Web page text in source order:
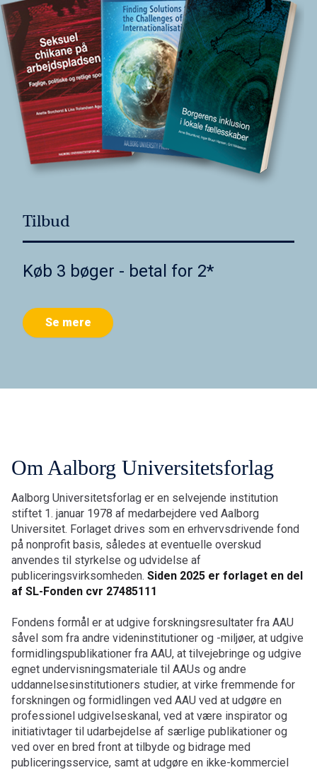
Tilbud
Køb 3 bøger - betal for 2*
Se mere
Om Aalborg Universitetsforlag
Aalborg Universitetsforlag er en selvejende institution
stiftet 1. januar 1978 af medarbejdere ved Aalborg
Universitet. Forlaget drives som en erhvervsdrivende fond
på nonprofit basis, således at eventuelle overskud
anvendes til styrkelse og udvidelse af
publiceringsvirksomheden. Siden 2025 er forlaget en del
af SL-Fonden cvr 27485111
Fondens formål er at udgive forskningsresultater fra AAU
såvel som fra andre videninstitutioner og -miljøer, at udgive
formidlingspublikationer fra AAU, at tilvejebringe og udgive
egnet undervisningsmateriale til AAUs og andre
uddannelsesinstitutioners studier, at virke fremmende for
forskningen og formidlingen ved AAU ved at udgøre en
professionel udgivelseskanal, ved at være inspirator og
initiativtager til udarbejdelse af særlige publikationer og
ved over en bred front at tilbyde og bidrage med
publiceringsservice, samt at udgøre en ikke-kommerciel